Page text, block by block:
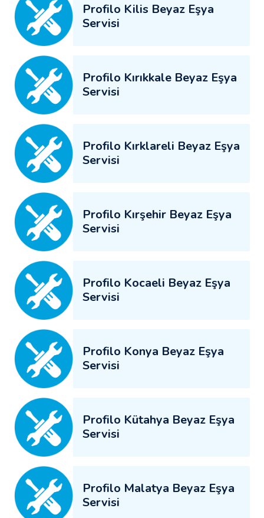
Profilo Kilis Beyaz Eşya
Servisi
Profilo Kırıkkale Beyaz Eşya
Servisi
Profilo Kırklareli Beyaz Eşya
Servisi
Profilo Kırşehir Beyaz Eşya
Servisi
Profilo Kocaeli Beyaz Eşya
Servisi
Profilo Konya Beyaz Eşya
Servisi
Profilo Kütahya Beyaz Eşya
Servisi
Profilo Malatya Beyaz Eşya
Servisi